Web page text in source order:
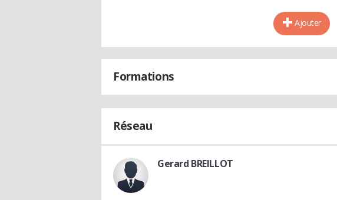
Ajouter
Formations
Réseau
Gerard BREILLOT